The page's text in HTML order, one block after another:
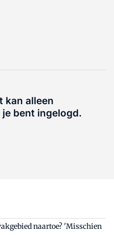
kan alleen
bent ingelogd.
naartoe? 'Misschien